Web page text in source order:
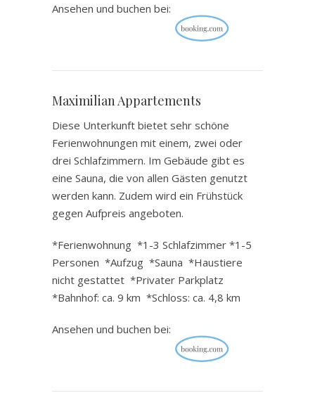
Ansehen und buchen bei:
Maximilian Appartements
Diese Unterkunft bietet sehr schöne
Ferienwohnungen mit einem, zwei oder
drei Schlafzimmern. Im Gebäude gibt es
eine Sauna, die von allen Gästen genutzt
werden kann. Zudem wird ein Frühstück
gegen Aufpreis angeboten.
*Ferienwohnung *1-3 Schlafzimmer *1-5
Personen *Aufzug *Sauna *Haustiere
nicht gestattet *Privater Parkplatz
*Bahnhof: ca. 9 km *Schloss: ca. 4,8 km
Ansehen und buchen bei: